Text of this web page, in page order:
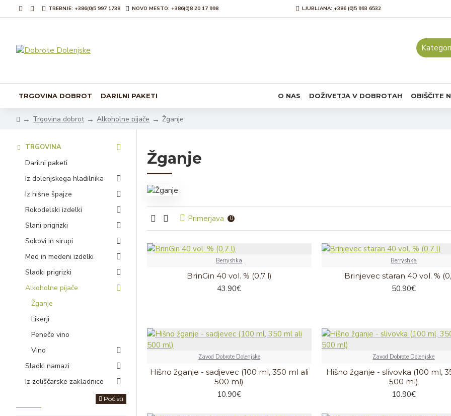
TREBNJE: +386(0)5 997 1738 NOVO MESTO: +386(0)8 20 17 998 LJUBLJANA: +386 (0)5 993 6532
TRGOVINA DOBROT DARILNI PAKETI O NAS DOŽIVETJA V DOBROTAH OBIŠČITE
Trgovina dobrot Alkoholne pijače Žganje
TRGOVINA
Darilni paketi
Iz dolenjskega hladilnika
Iz hišne špajze
Rokodelski izdelki
Slani prigrizki
Sokovi in sirupi
Med in medeni izdelki
Sladki prigrizki
Alkoholne pijače
Žganje
Likerji
Peneče vino
Vino
Sladki namazi
Iz zeliščarske zakladnice
Počisti
Žganje
Primerjava 0
Berryshka
BrinGin 40 vol. % (0,7 l)
43.90€
Berryshka
Brinjevec staran 40 vol. %
50.90€
Zavod Dobrote Dolenjske
Hišno žganje - sadjevec (100 ml, 350 ml ali
500 ml)
10.90€
Zavod Dobrote Dolenjske
Hišno žganje - slivovka (100 ml,
500 ml)
10.90€